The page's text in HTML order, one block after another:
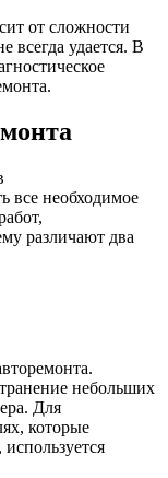
от сложности
всегда удается. В
все необходимое
различают два
небольших
Для
которые